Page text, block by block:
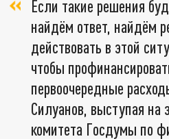
Если такие решения
найдём ответ, найдём
действовать в этой
чтобы
первоочередные
Силуанов, выступая на
комитета Госдумы по